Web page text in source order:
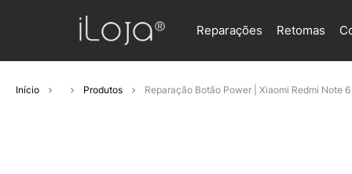
Reparações Retomas
Início Produtos Reparação Botão Power | Xiaomi Redmi Note 6